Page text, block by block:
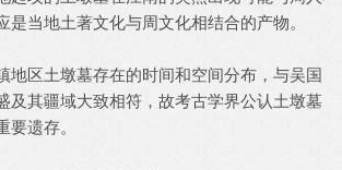
是当地土著文化与周文化相结合的产物。
地区土墩墓存在的时间和空间分布，与吴国
及其疆域大致相符，故考古学界公认土墩墓
要遗存。